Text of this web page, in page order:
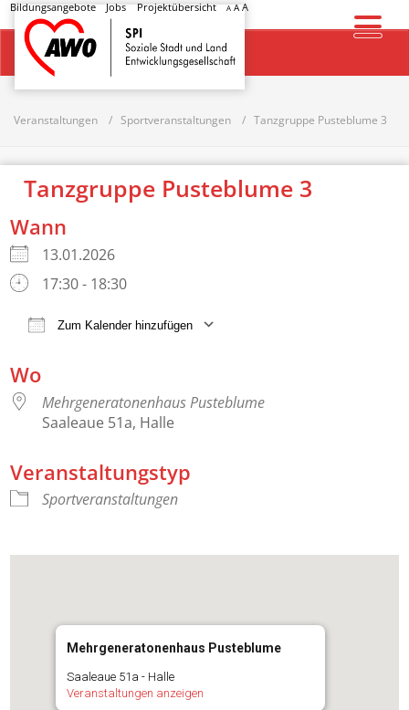
Bildungsangebote Jobs Projektübersicht A AA
Startseite
Veranstaltungen Sportveranstaltungen Tanzgruppe Pusteblume 3
Tanzgruppe Pusteblume 3
Wann
13.01.2026
17:30 - 18:30
Zum Kalender hinzufügen
Wo
Mehrgeneratonenhaus Pusteblume
Saaleaue 51a, Halle
Veranstaltungstyp
Sportveranstaltungen
Mehrgeneratonenhaus Pusteblume
Saaleaue 51a - Halle
Veranstaltungen anzeigen